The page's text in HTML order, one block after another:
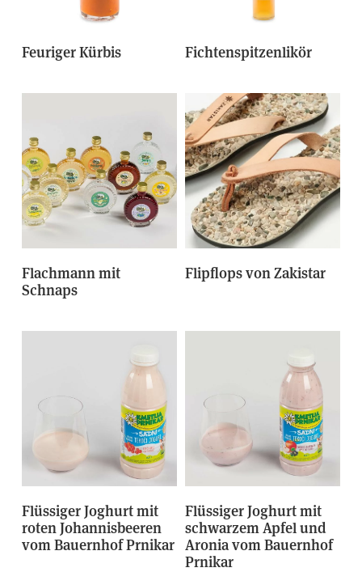
Feuriger Kürbis Fichtenspitzenlikör
Flachmann mit
Schnaps
Flipflops von Zakistar
Flüssiger Joghurt mit
roten Johannisbeeren
vom Bauernhof Prnikar
Flüssiger Joghurt mit
schwarzem Apfel und
Aronia vom Bauernhof
Prnikar